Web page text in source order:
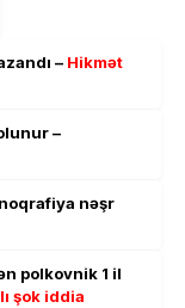
– Hikmət
–
nəşr
polkovnik 1 il
şok iddia